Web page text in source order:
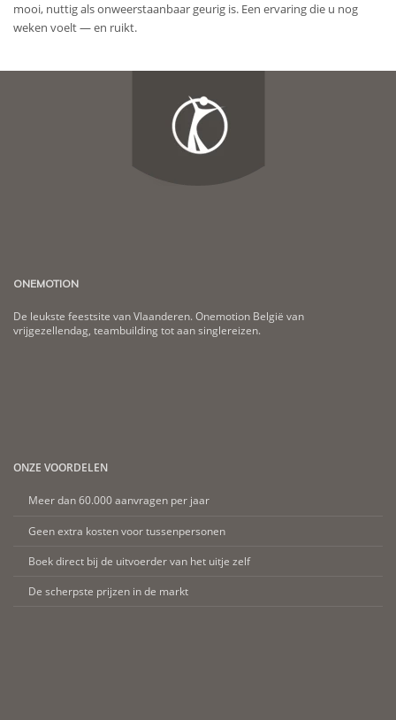
mooi, nuttig als onweerstaanbaar geurig is. Een ervaring die u nog
weken voelt — en ruikt.
ONEMOTION
De leukste feestsite van Vlaanderen. Onemotion België van
vrijgezellendag, teambuilding tot aan singlereizen.
ONZE VOORDELEN
Meer dan 60.000 aanvragen per jaar
Geen extra kosten voor tussenpersonen
Boek direct bij de uitvoerder van het uitje zelf
De scherpste prijzen in de markt